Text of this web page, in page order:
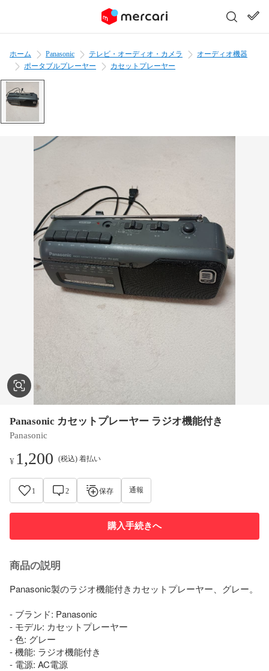
ホーム Panasonic テレビ・オーディオ・カメラ
オーディオ機器
ポータブルプレーヤー
カセットプレーヤー
Panasonic カセットプレーヤー ラジオ機能付き
Panasonic
¥ 1,200 (税込) 着払い
1 2 保存 通報
購入手続きへ
商品の説明
Panasonic製のラジオ機能付きカセットプレーヤー、グレー。
- ブランド: Panasonic
- モデル: カセットプレーヤー
- 色: グレー
- 機能: ラジオ機能付き
- 電源: AC電源